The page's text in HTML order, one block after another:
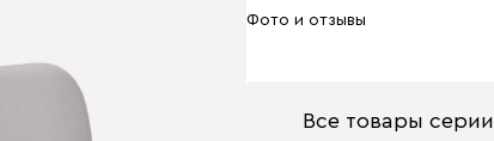
Фото и отзывы
Все товары серии